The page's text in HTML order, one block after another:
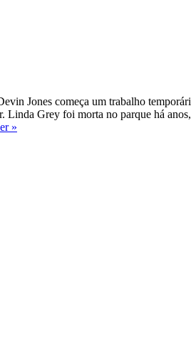
Jones começa um trabalho
Grey foi morta no parque há
»